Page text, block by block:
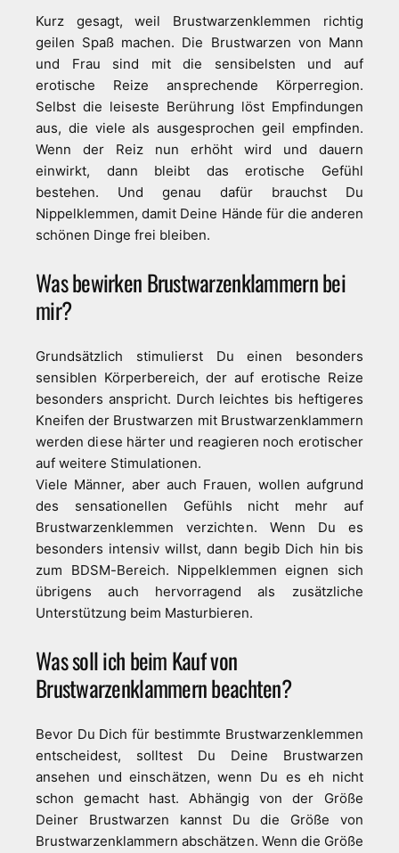
Kurz gesagt, weil Brustwarzenklemmen richtig
geilen Spaß machen. Die Brustwarzen von Mann
und Frau sind mit die sensibelsten und auf
erotische Reize ansprechende Körperregion.
Selbst die leiseste Berührung löst Empfindungen
aus, die viele als ausgesprochen geil empfinden.
Wenn der Reiz nun erhöht wird und dauern
einwirkt, dann bleibt das erotische Gefühl
bestehen. Und genau dafür brauchst Du
Nippelklemmen, damit Deine Hände für die anderen
schönen Dinge frei bleiben.
Was bewirken Brustwarzenklammern bei
mir?
Grundsätzlich stimulierst Du einen besonders
sensiblen Körperbereich, der auf erotische Reize
besonders anspricht. Durch leichtes bis heftigeres
Kneifen der Brustwarzen mit Brustwarzenklammern
werden diese härter und reagieren noch erotischer
auf weitere Stimulationen.
Viele Männer, aber auch Frauen, wollen aufgrund
des sensationellen Gefühls nicht mehr auf
Brustwarzenklemmen verzichten. Wenn Du es
besonders intensiv willst, dann begib Dich hin bis
zum BDSM-Bereich. Nippelklemmen eignen sich
übrigens auch hervorragend als zusätzliche
Unterstützung beim Masturbieren.
Was soll ich beim Kauf von
Brustwarzenklammern beachten?
Bevor Du Dich für bestimmte Brustwarzenklemmen
entscheidest, solltest Du Deine Brustwarzen
ansehen und einschätzen, wenn Du es eh nicht
schon gemacht hast. Abhängig von der Größe
Deiner Brustwarzen kannst Du die Größe von
Brustwarzenklammern abschätzen. Wenn die Größe